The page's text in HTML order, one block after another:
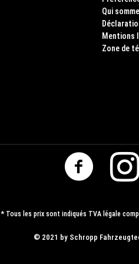
Qui
Mentions
Zone de
* Tous les prix sont indiqués TVA légale
© ​2021 by Schropp